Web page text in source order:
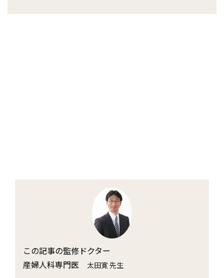
この記事の監修ドクター
産婦人科専門医 太田寛 先生